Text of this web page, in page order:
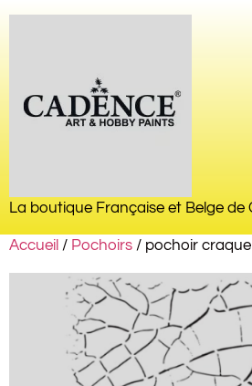
La boutique Française et Belge de
Accueil / Pochoirs / pochoir